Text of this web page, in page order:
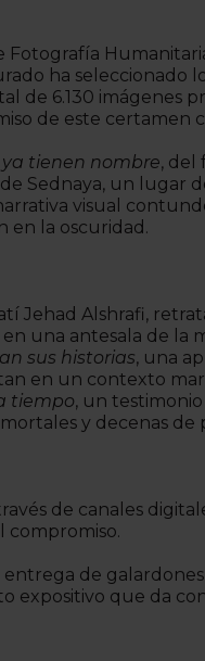
ha seleccionado
de 6.130 imágenes
de este certamen
ya tienen nombre, del
Sednaya, un
visual
en la oscuridad.
Jehad Alshrafi,
una antesala de la
sus historias, una
en un contexto
tiempo, un
y decenas de
de canales
compromiso.
de
expositivo que da